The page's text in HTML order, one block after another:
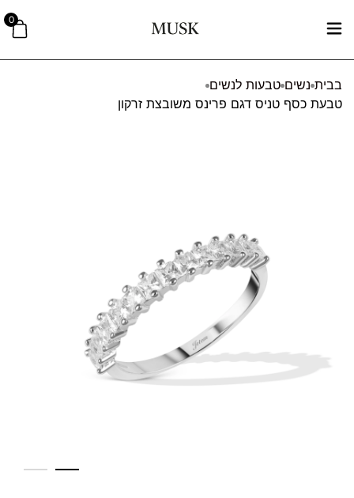
0
בבית נשים טבעות לנשים
טבעת כסף טניס דגם פרינס משובצת זרקון